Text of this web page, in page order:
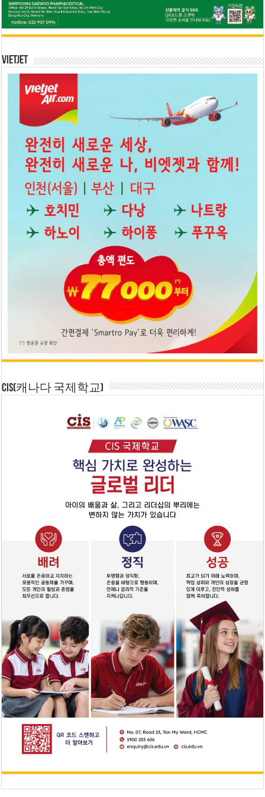
Vietjet
CIS(캐나다 국제학교)